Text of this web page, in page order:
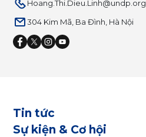
Hoang.Thi.Dieu.Linh@undp.org
304 Kim Mã, Ba Đình, Hà Nội
Tin tức
Sự kiện & Cơ hội